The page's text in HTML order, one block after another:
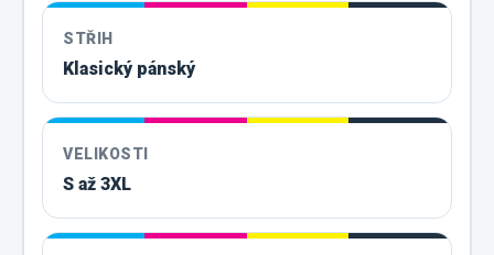
STŘIH
Klasický pánský
VELIKOSTI
S až 3XL